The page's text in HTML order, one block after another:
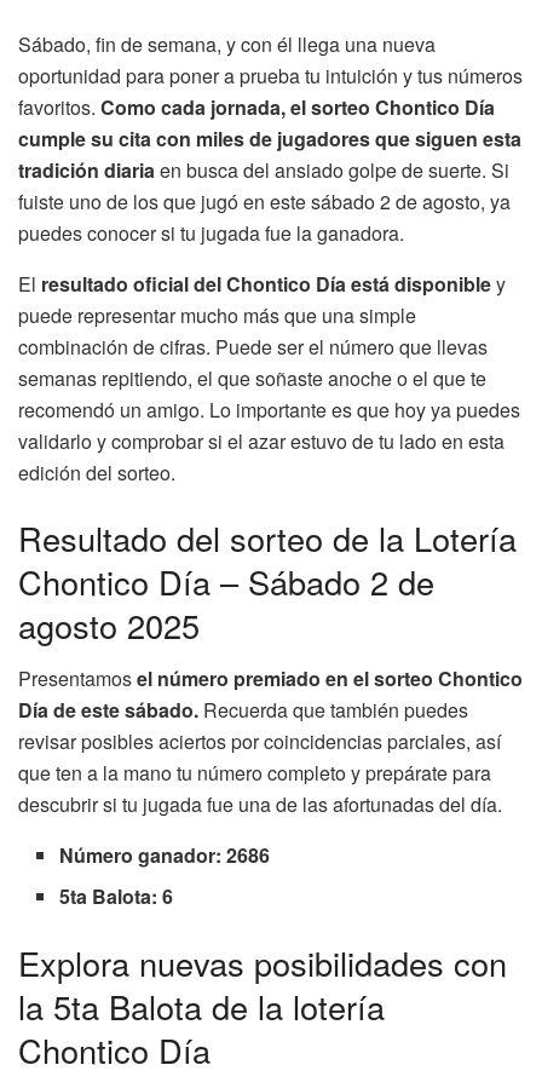
Sábado, fin de semana, y con él llega una nueva
oportunidad para poner a prueba tu intuición y tus números
favoritos. Como cada jornada, el sorteo Chontico Día
cumple su cita con miles de jugadores que siguen esta
tradición diariaen busca del ansiado golpe de suerte. Si
fuiste uno de los que jugó en este sábado 2 de agosto, ya
puedes conocer si tu jugada fue la ganadora.
El resultado oficial del Chontico Día está disponibley
puede representar mucho más que una simple
combinación de cifras. Puede ser el número que llevas
semanas repitiendo, el que soñaste anoche o el que te
recomendó un amigo. Lo importante es que hoy ya puedes
validarlo y comprobar si el azar estuvo de tu lado en esta
edición del sorteo.
Resultado del sorteo de la Lotería
Chontico Día – Sábado 2 de
agosto 2025
Presentamosel número premiado en el sorteo Chontico
Día de este sábado. Recuerda que también puedes
revisar posibles aciertos por coincidencias parciales, así
que ten a la mano tu número completo y prepárate para
descubrir si tu jugada fue una de las afortunadas del día.
Número ganador: 2686
5ta Balota: 6
Explora nuevas posibilidades con
la 5ta Balota de la lotería
Chontico Día